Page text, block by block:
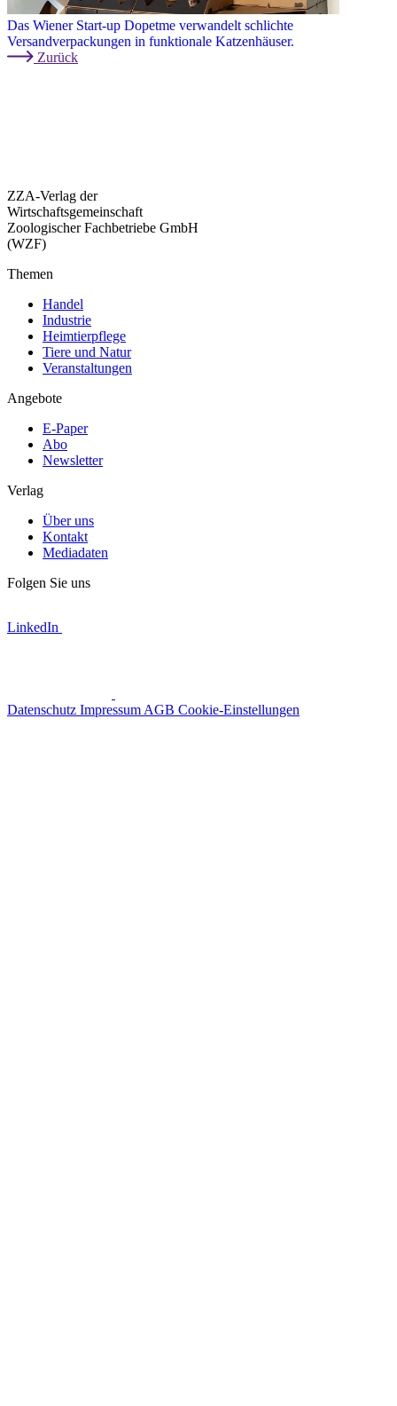
Das Wiener Start-up Dopetme verwandelt schlichte
Versandverpackungen in funktionale Katzenhäuser.
Zurück
ZZA-Verlag der
Wirtschaftsgemeinschaft
Zoologischer Fachbetriebe GmbH
(WZF)
Themen
Handel
Industrie
Heimtierpflege
Tiere und Natur
Veranstaltungen
Angebote
E-Paper
Abo
Newsletter
Verlag
Über uns
Kontakt
Mediadaten
Folgen Sie uns
LinkedIn
Datenschutz Impressum AGB Cookie-Einstellungen